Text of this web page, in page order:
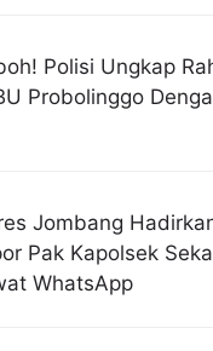
Polisi Ungkap
Probolinggo
Jombang
Pak Kapolsek
WhatsApp